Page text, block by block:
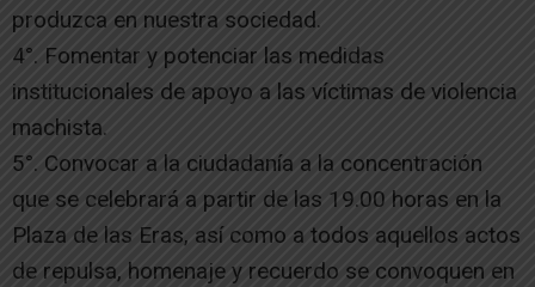
produzca en nuestra sociedad.
4°. Fomentar y potenciar las medidas
institucionales de apoyo a las víctimas de violencia
machista.
5°. Convocar a la ciudadanía a la concentración
que se celebrará a partir de las 19.00 horas en la
Plaza de las Eras, así como a todos aquellos actos
de repulsa, homenaje y recuerdo se convoquen en